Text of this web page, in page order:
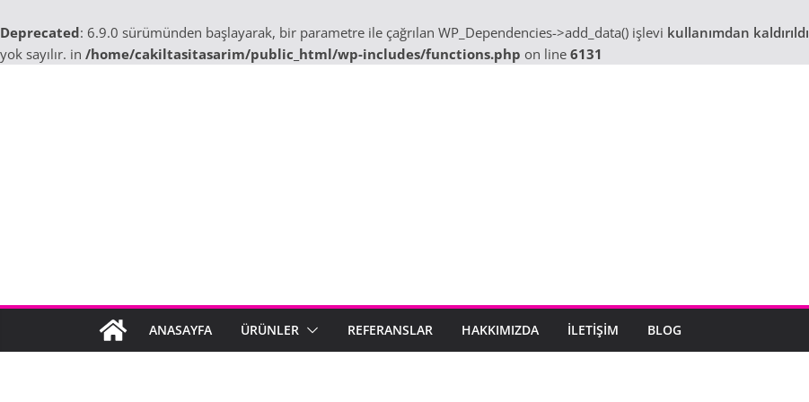
Deprecated: 6.9.0 sürümünden başlayarak, bir parametre ile çağrılan WP_Dependencies->add_data() işlevi kullanımdan kaldırıldı
yok sayılır. in /home/cakiltasitasarim/public_html/wp-includes/functions.php on line 6131
ANASAYFA ÜRÜNLER REFERANSLAR HAKKIMIZDA İLETIŞIM BLOG